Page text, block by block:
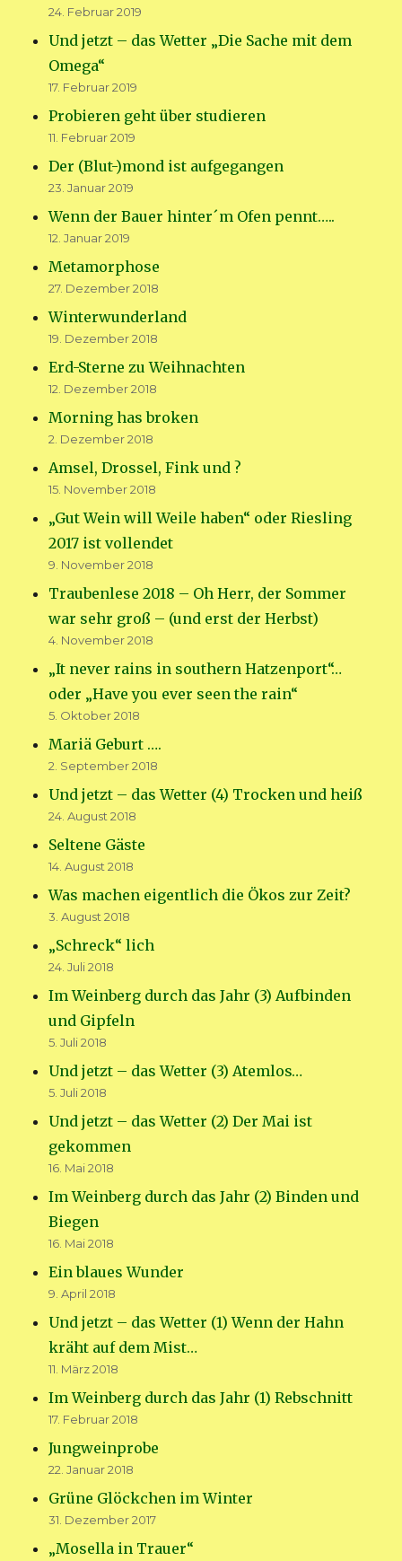
24. Februar 2019
Und jetzt – das Wetter „Die Sache mit dem
Omega“
17. Februar 2019
Probieren geht über studieren
11. Februar 2019
Der (Blut-)mond ist aufgegangen
23. Januar 2019
Wenn der Bauer hinter´m Ofen pennt…..
12. Januar 2019
Metamorphose
27. Dezember 2018
Winterwunderland
19. Dezember 2018
Erd-Sterne zu Weihnachten
12. Dezember 2018
Morning has broken
2. Dezember 2018
Amsel, Drossel, Fink und ?
15. November 2018
„Gut Wein will Weile haben“ oder Riesling
2017 ist vollendet
9. November 2018
Traubenlese 2018 – Oh Herr, der Sommer
war sehr groß – (und erst der Herbst)
4. November 2018
„It never rains in southern Hatzenport“…
oder „Have you ever seen the rain“
5. Oktober 2018
Mariä Geburt ….
2. September 2018
Und jetzt – das Wetter (4) Trocken und heiß
24. August 2018
Seltene Gäste
14. August 2018
Was machen eigentlich die Ökos zur Zeit?
3. August 2018
„Schreck“ lich
24. Juli 2018
Im Weinberg durch das Jahr (3) Aufbinden
und Gipfeln
5. Juli 2018
Und jetzt – das Wetter (3) Atemlos…
5. Juli 2018
Und jetzt – das Wetter (2) Der Mai ist
gekommen
16. Mai 2018
Im Weinberg durch das Jahr (2) Binden und
Biegen
16. Mai 2018
Ein blaues Wunder
9. April 2018
Und jetzt – das Wetter (1) Wenn der Hahn
kräht auf dem Mist…
11. März 2018
Im Weinberg durch das Jahr (1) Rebschnitt
17. Februar 2018
Jungweinprobe
22. Januar 2018
Grüne Glöckchen im Winter
31. Dezember 2017
„Mosella in Trauer“